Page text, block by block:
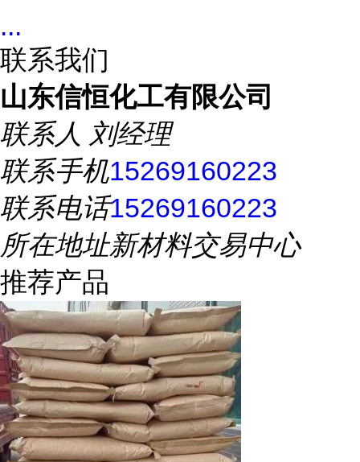
...
联系我们
山东信恒化工有限公司
联系人 刘经理
联系手机15269160223
联系电话15269160223
所在地址新材料交易中心
推荐产品